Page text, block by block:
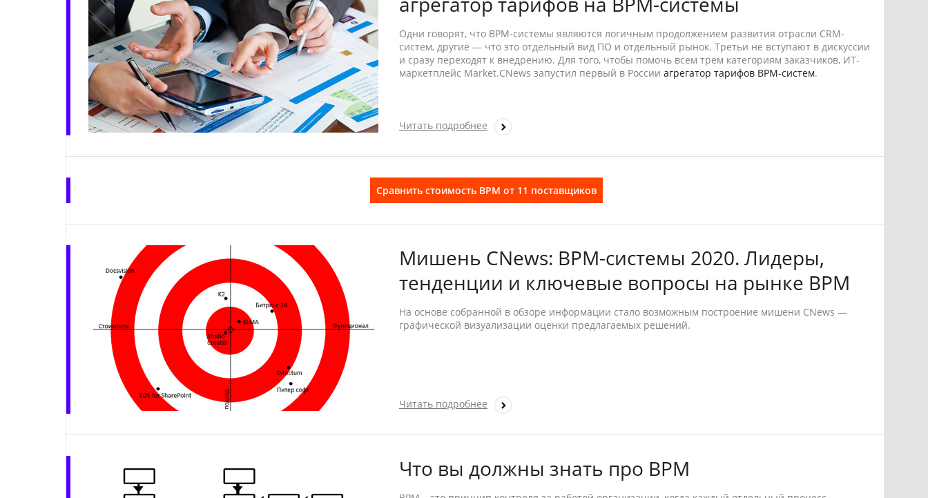
Одни говорят, что BPM-системы являются логичным продолжением развития отрасли CRM-
систем, другие — что это отдельный вид ПО и отдельный рынок. Третьи не вступают в дискуссии
и сразу переходят к внедрению. Для того, чтобы помочь всем трем категориям заказчиков, ИТ-
маркетплейс Market.CNews запустил первый в России агрегатор тарифов BPM-систем.
Читать подробнее
Сравнить стоимость BPM от 11 поставщиков
Мишень CNews: BPM-системы 2020. Лидеры,
тенденции и ключевые вопросы на рынке BPM
На основе собранной в обзоре информации стало возможным построение мишени CNews —
графической визуализации оценки предлагаемых решений.
Читать подробнее
Что вы должны знать про BPM